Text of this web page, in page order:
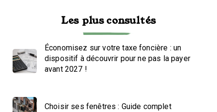
Les plus consultés
Économisez sur votre taxe foncière : un
dispositif à découvrir pour ne pas la payer
avant 2027 !
Choisir ses fenêtres : Guide complet